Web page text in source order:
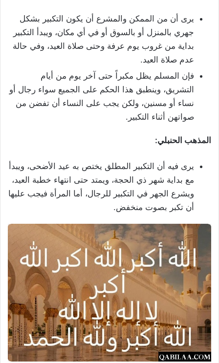
يرى أن من الممكن والمشرع أن يكون التكبير بشكل
جهري بالمنزل أو بالسوق أو في أي مكان، ويبدأ التكبير
بداية من غروب يوم عرفة وحتى صلاة العيد، وفي حالة
عدم صلاة العيد.
فإن المسلم يظل مكبراً حتى آخر يوم من أيام
التشريق، وينطبق هذا الحكم على الجميع سواء رجال أو
نساء أو مسنين، ولكن يجب على النساء أن تفضن من
صواتهن أثناء التكبير.
المذهب الحنبلي:
يرى فيه أن التكبير المطلق يختص به عيد الأضحى، ويبدأ
مع بداية شهر ذي الحجة، ويمتد حتى انتهاء خطبة العيد،
ويشرع الجهر في التكبير للرجال، أما المرأة فيجب عليها
أن تكبر بصوت منخفض.